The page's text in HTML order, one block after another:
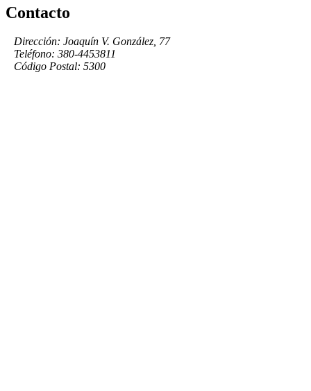
Contacto
Dirección: Joaquín V. González, 77
Teléfono: 380-4453811
Código Postal: 5300